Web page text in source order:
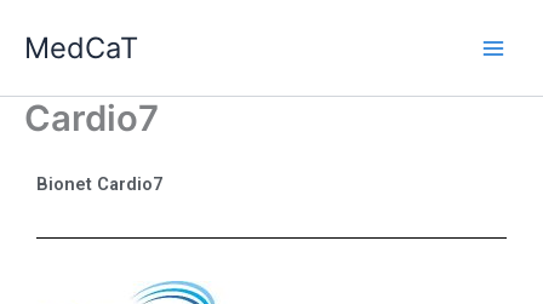
naar
inhoud
MedCaT
Cardio7
Bionet Cardio7